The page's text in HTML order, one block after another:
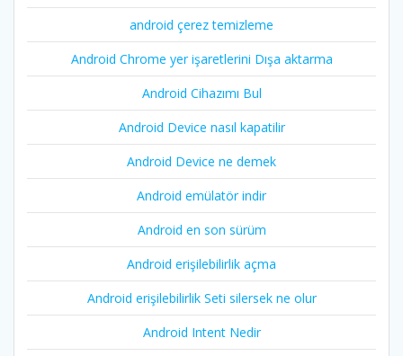
android çerez temizleme
Android Chrome yer işaretlerini Dışa aktarma
Android Cihazımı Bul
Android Device nasıl kapatilir
Android Device ne demek
Android emülatör indir
Android en son sürüm
Android erişilebilirlik açma
Android erişilebilirlik Seti silersek ne olur
Android Intent Nedir